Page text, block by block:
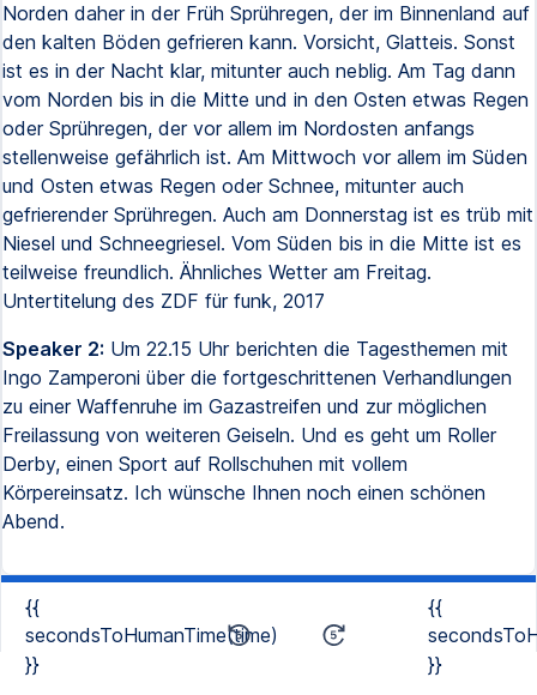
Norden daher in der Früh Sprühregen, der im Binnenland auf
den kalten Böden gefrieren kann. Vorsicht, Glatteis. Sonst
ist es in der Nacht klar, mitunter auch neblig. Am Tag dann
vom Norden bis in die Mitte und in den Osten etwas Regen
oder Sprühregen, der vor allem im Nordosten anfangs
stellenweise gefährlich ist. Am Mittwoch vor allem im Süden
und Osten etwas Regen oder Schnee, mitunter auch
gefrierender Sprühregen. Auch am Donnerstag ist es trüb mit
Niesel und Schneegriesel. Vom Süden bis in die Mitte ist es
teilweise freundlich. Ähnliches Wetter am Freitag.
Untertitelung des ZDF für funk, 2017
Speaker 2: Um 22.15 Uhr berichten die Tagesthemen mit
Ingo Zamperoni über die fortgeschrittenen Verhandlungen
zu einer Waffenruhe im Gazastreifen und zur möglichen
Freilassung von weiteren Geiseln. Und es geht um Roller
Derby, einen Sport auf Rollschuhen mit vollem
Körpereinsatz. Ich wünsche Ihnen noch einen schönen
Abend.
{{
secondsToHumanTime(time)
}}
{{
}}